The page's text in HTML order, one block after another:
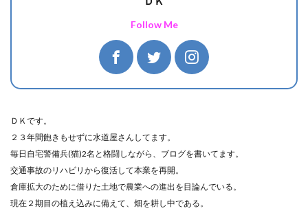
Follow Me
ＤＫです。
２３年間飽きもせずに水道屋さんしてます。
毎日自宅警備兵(猫)2名と格闘しながら、ブログを書いてます。
交通事故のリハビリから復活して本業を再開。
倉庫拡大のために借りた土地で農業への進出を目論んでいる。
現在２期目の植え込みに備えて、畑を耕し中である。